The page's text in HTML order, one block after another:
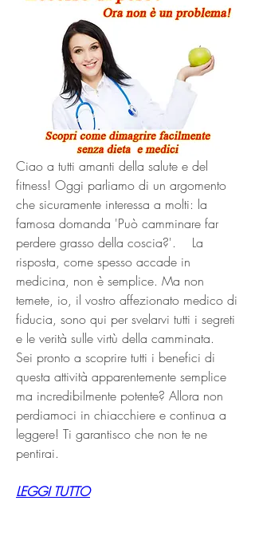
Ciao a tutti amanti della salute e del
fitness! Oggi parliamo di un argomento
che sicuramente interessa a molti: la
famosa domanda 'Può camminare far
perdere grasso della coscia?'.    La
risposta, come spesso accade in
medicina, non è semplice. Ma non
temete, io, il vostro affezionato medico di
fiducia, sono qui per svelarvi tutti i segreti
e le verità sulle virtù della camminata.
Sei pronto a scoprire tutti i benefici di
questa attività apparentemente semplice
ma incredibilmente potente? Allora non
perdiamoci in chiacchiere e continua a
leggere! Ti garantisco che non te ne
pentirai.
LEGGI TUTTO